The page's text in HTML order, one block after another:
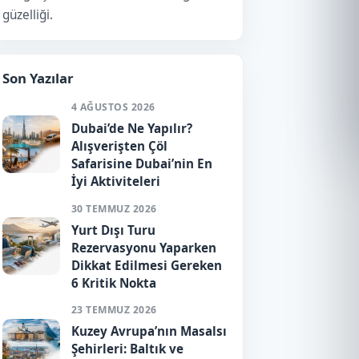
güzelliği.
Son Yazılar
4 AĞUSTOS 2026
Dubai’de Ne Yapılır?
Alışverişten Çöl
Safarisine Dubai’nin En
İyi Aktiviteleri
30 TEMMUZ 2026
Yurt Dışı Turu
Rezervasyonu Yaparken
Dikkat Edilmesi Gereken
6 Kritik Nokta
23 TEMMUZ 2026
Kuzey Avrupa’nın Masalsı
Şehirleri: Baltık ve